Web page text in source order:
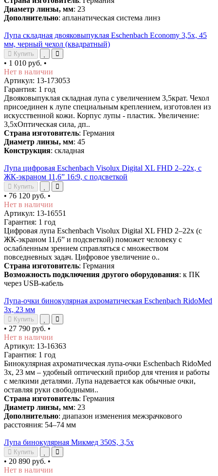
Диаметр линзы, мм: 23
Дополнительно: апланатическая система линз
Лупа складная двояковыпуклая Eschenbach Economy 3,5x, 45
мм, черный чехол (квадратный)
Купить
• 1 010 руб. •
Нет в наличии
Артикул: 13-173053
Гарантия: 1 год
Двояковыпуклая складная лупа с увеличением 3,5крат. Чехол
присоединен к лупе специальным креплением, изготовлен из
искусственной кожи. Корпус лупы - пластик. Увеличение:
3,5xОптическая сила, дп..
Страна изготовитель: Германия
Диаметр линзы, мм: 45
Конструкция: складная
Лупа цифровая Eschenbach Visolux Digital XL FHD 2–22x, с
ЖК-экраном 11,6” 16:9, с подсветкой
Купить
• 76 120 руб. •
Нет в наличии
Артикул: 13-16551
Гарантия: 1 год
Цифровая лупа Eschenbach Visolux Digital XL FHD 2–22x (с
ЖК-экраном 11,6” и подсветкой) поможет человеку с
ослабленным зрением справляться с множеством
повседневных задач. Цифровое увеличение о..
Страна изготовитель: Германия
Возможность подключения другого оборудования: к ПК
через USB-кабель
Лупа-очки бинокулярная ахроматическая Eschenbach RidoMed
3x, 23 мм
Купить
• 27 790 руб. •
Нет в наличии
Артикул: 13-16363
Гарантия: 1 год
Бинокулярная ахроматическая лупа-очки Eschenbach RidoMed
3x, 23 мм – удобный оптический прибор для чтения и работы
с мелкими деталями. Лупа надевается как обычные очки,
оставляя руки свободными..
Страна изготовитель: Германия
Диаметр линзы, мм: 23
Дополнительно: диапазон изменения межзрачкового
расстояния: 54–74 мм
Лупа бинокулярная Микмед 350S, 3,5x
Купить
• 20 890 руб. •
Нет в наличии